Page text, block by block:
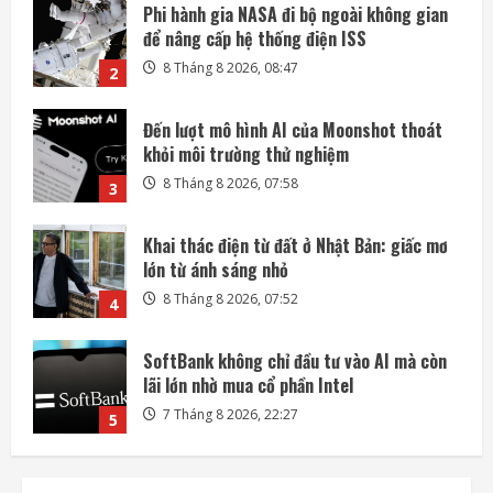
3
Đến lượt mô hình AI của Moonshot thoát
khỏi môi trường thử nghiệm
8 Tháng 8 2026, 07:58
4
Khai thác điện từ đất ở Nhật Bản: giấc mơ
lớn từ ánh sáng nhỏ
8 Tháng 8 2026, 07:52
5
SoftBank không chỉ đầu tư vào AI mà còn
lãi lớn nhờ mua cổ phần Intel
7 Tháng 8 2026, 22:27
1
Mỗi ngày có thêm 1.200 triệu phú, nước
Mỹ giàu lên hay chỉ người giàu càng giàu?
8 Tháng 8 2026, 08:55